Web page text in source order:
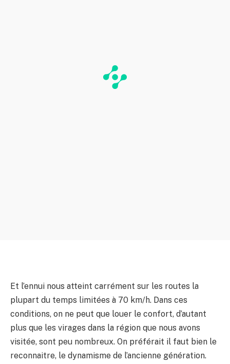
Et l’ennui nous atteint carrément sur les routes la
plupart du temps limitées à 70 km/h. Dans ces
conditions, on ne peut que louer le confort, d’autant
plus que les virages dans la région que nous avons
visitée, sont peu nombreux. On préférait il faut bien le
reconnaitre, le dynamisme de l’ancienne génération.